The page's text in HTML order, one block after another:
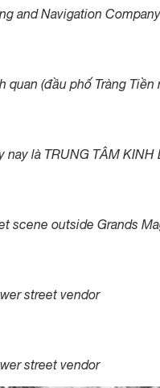
and Navigation
quan (đầu phố Tràng
nay là TRUNG TÂM
scene outside Grands
street vendor
street vendor